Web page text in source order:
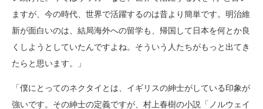
ますが、今の時代、世界で活躍するのは昔より簡単です。明治維
新が面白いのは、結局海外への留学も、帰国して日本を何とか良
くしようとしていたんですよね。そういう人たちがもっと出てき
たらと思います。」
「僕にとってのネクタイとは、イギリスの紳士がしている印象が
強いです。その紳士の定義ですが、村上春樹の小説「ノルウェイ